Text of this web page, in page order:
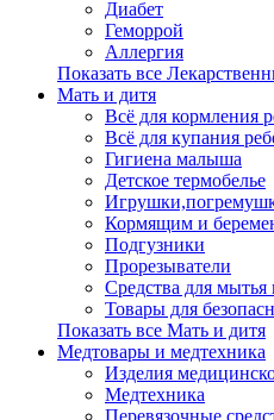
Диабет
Геморрой
Аллергия
Показать все
Мать и дитя
Всё для кормления
Всё для купания
Гигиена малыша
Детское термобелье
Кормящим и
Подгузники
Прорезыватели
Средства для мытья
Товары для
Показать все Мать и дитя
Медтовары и медтехника
Изделия
Медтехника
Перевязочные